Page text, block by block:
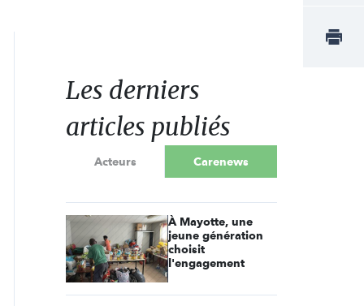
Les derniers
articles publiés
Acteurs Carenews
À Mayotte, une
jeune génération
choisit
l'engagement